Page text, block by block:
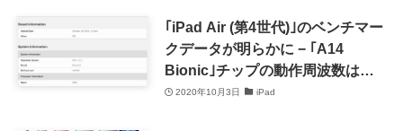
｢iPad Air (第4世代)｣のベンチマー
クデータが明らかに − ｢A14
Bionic｣チップの動作周波数は
2.99GHzでRAMは4GB
2020年10月3日 iPad